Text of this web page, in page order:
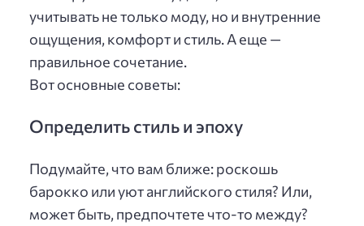
учитывать не только моду, но и внутренние
ощущения, комфорт и стиль. А еще —
правильное сочетание.
Вот основные советы:
Определить стиль и эпоху
Подумайте, что вам ближе: роскошь
барокко или уют английского стиля? Или,
может быть, предпочтете что-то между?